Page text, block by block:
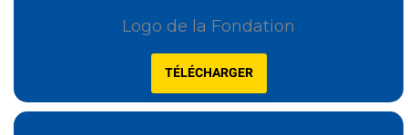
Logo de la Fondation
TÉLÉCHARGER